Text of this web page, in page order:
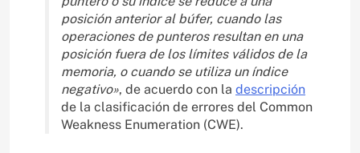
posición anterior al búfer, cuando las
operaciones de punteros resultan en una
posición fuera de los límites válidos de la
memoria, o cuando se utiliza un índice
negativo», de acuerdo con la descripción
de la clasificación de errores del Common
Weakness Enumeration (CWE).